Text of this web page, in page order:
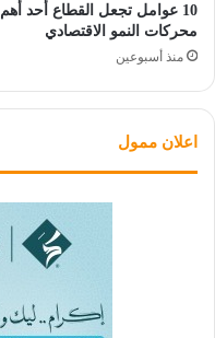
10 عوامل تجعل القطاع أحد أهم
محركات النمو الاقتصادي
منذ أسبوعين
اعلان ممول